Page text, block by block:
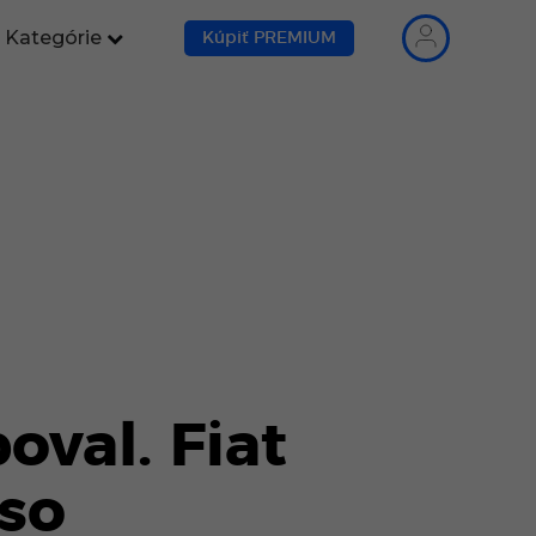
Kategórie Kúpiť PREMIUM
Fiat